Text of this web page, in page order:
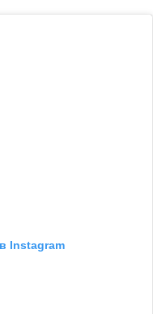
Instagram